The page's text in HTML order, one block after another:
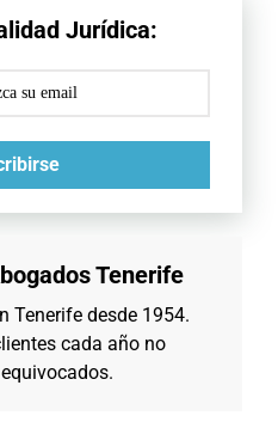
Jurídica:
Tenerife
Tenerife desde 1954.
cada año no